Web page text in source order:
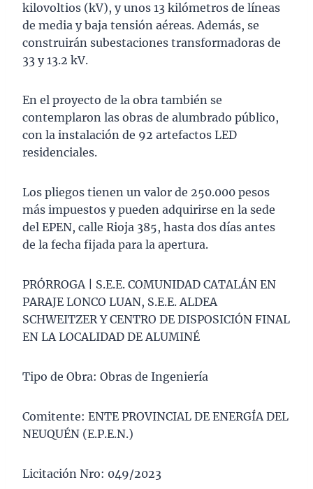
kilovoltios (kV), y unos 13 kilómetros de líneas
de media y baja tensión aéreas. Además, se
construirán subestaciones transformadoras de
33 y 13.2 kV.
En el proyecto de la obra también se
contemplaron las obras de alumbrado público,
con la instalación de 92 artefactos LED
residenciales.
Los pliegos tienen un valor de 250.000 pesos
más impuestos y pueden adquirirse en la sede
del EPEN, calle Rioja 385, hasta dos días antes
de la fecha fijada para la apertura.
PRÓRROGA | S.E.E. COMUNIDAD CATALÁN EN
PARAJE LONCO LUAN, S.E.E. ALDEA
SCHWEITZER Y CENTRO DE DISPOSICIÓN FINAL
EN LA LOCALIDAD DE ALUMINÉ
Tipo de Obra: Obras de Ingeniería
Comitente: ENTE PROVINCIAL DE ENERGÍA DEL
NEUQUÉN (E.P.E.N.)
Licitación Nro: 049/2023